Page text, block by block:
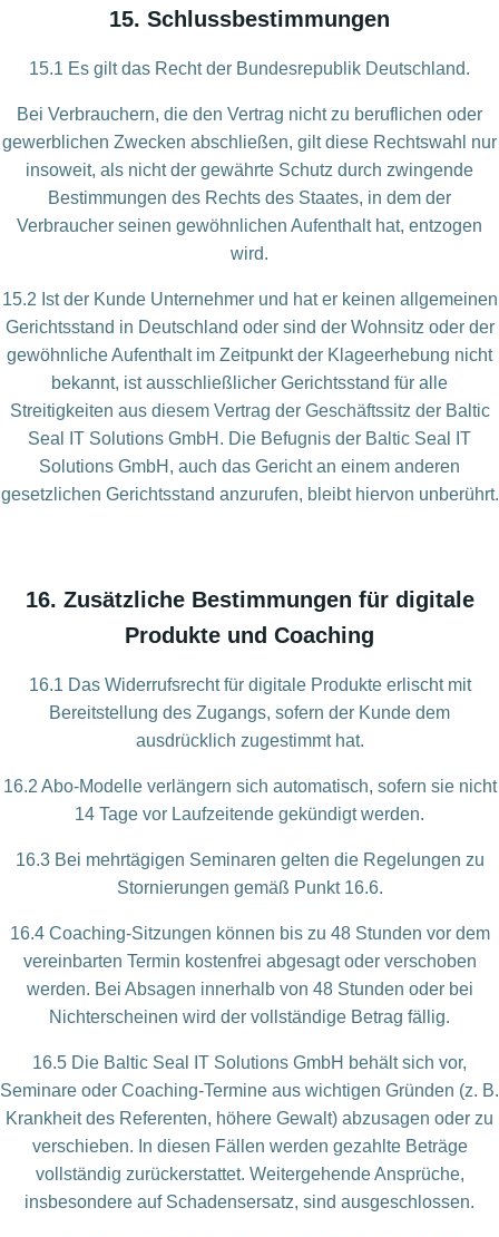
15. Schlussbestimmungen
15.1 Es gilt das Recht der Bundesrepublik Deutschland.
Bei Verbrauchern, die den Vertrag nicht zu beruflichen oder
gewerblichen Zwecken abschließen, gilt diese Rechtswahl nur
insoweit, als nicht der gewährte Schutz durch zwingende
Bestimmungen des Rechts des Staates, in dem der
Verbraucher seinen gewöhnlichen Aufenthalt hat, entzogen
wird.
15.2 Ist der Kunde Unternehmer und hat er keinen allgemeinen
Gerichtsstand in Deutschland oder sind der Wohnsitz oder der
gewöhnliche Aufenthalt im Zeitpunkt der Klageerhebung nicht
bekannt, ist ausschließlicher Gerichtsstand für alle
Streitigkeiten aus diesem Vertrag der Geschäftssitz der Baltic
Seal IT Solutions GmbH. Die Befugnis der Baltic Seal IT
Solutions GmbH, auch das Gericht an einem anderen
gesetzlichen Gerichtsstand anzurufen, bleibt hiervon unberührt.
16. Zusätzliche Bestimmungen für digitale
Produkte und Coaching
16.1 Das Widerrufsrecht für digitale Produkte erlischt mit
Bereitstellung des Zugangs, sofern der Kunde dem
ausdrücklich zugestimmt hat.
16.2 Abo-Modelle verlängern sich automatisch, sofern sie nicht
14 Tage vor Laufzeitende gekündigt werden.
16.3 Bei mehrtägigen Seminaren gelten die Regelungen zu
Stornierungen gemäß Punkt 16.6.
16.4 Coaching-Sitzungen können bis zu 48 Stunden vor dem
vereinbarten Termin kostenfrei abgesagt oder verschoben
werden. Bei Absagen innerhalb von 48 Stunden oder bei
Nichterscheinen wird der vollständige Betrag fällig.
16.5 Die Baltic Seal IT Solutions GmbH behält sich vor,
Seminare oder Coaching-Termine aus wichtigen Gründen (z. B.
Krankheit des Referenten, höhere Gewalt) abzusagen oder zu
verschieben. In diesen Fällen werden gezahlte Beträge
vollständig zurückerstattet. Weitergehende Ansprüche,
insbesondere auf Schadensersatz, sind ausgeschlossen.